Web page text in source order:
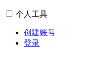
个人工具
创建账号
登录